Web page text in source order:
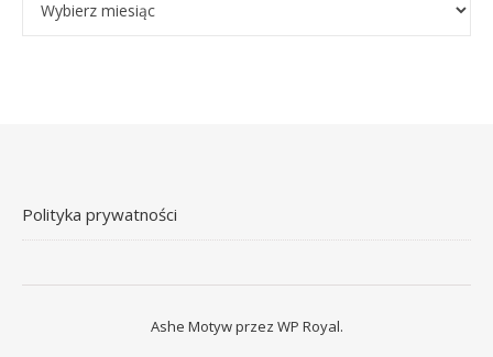
Polityka prywatności
Ashe Motyw przez WP Royal.